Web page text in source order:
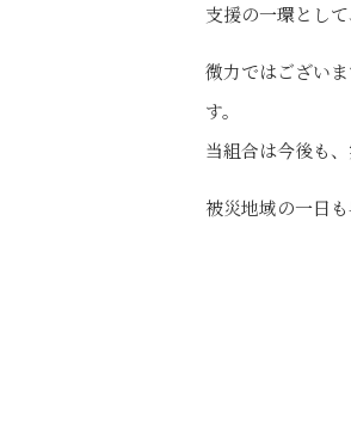
支援の一環とし
微力ではござい
す。
当組合は今後も
被災地域の一日